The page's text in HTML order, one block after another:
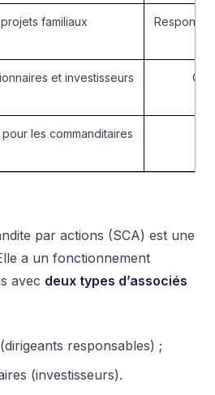
familiaux
et investisseurs
les commanditaires
par actions (SCA) est une
a un fonctionnement
avec deux types d’associés
responsables) ;
(investisseurs).